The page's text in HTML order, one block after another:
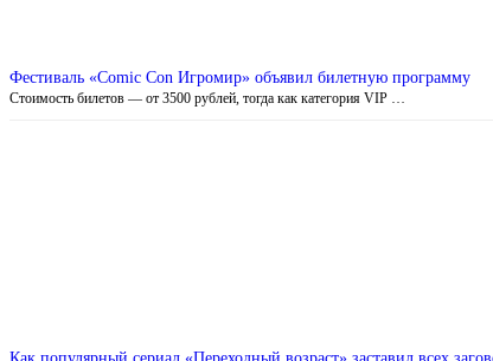
Фестиваль «Comic Con Игромир» объявил билетную программу
Стоимость билетов — от 3500 рублей, тогда как категория VIP …